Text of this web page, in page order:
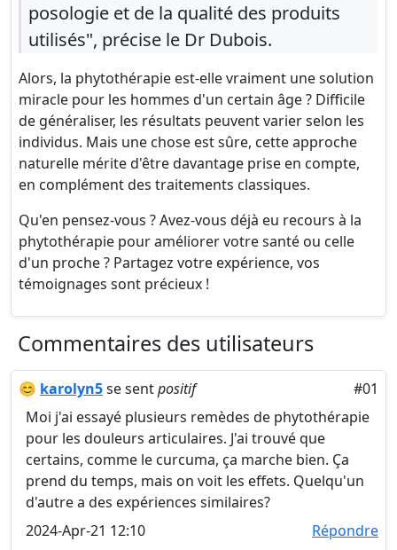
posologie et de la qualité des produits
utilisés", précise le Dr Dubois.
Alors, la phytothérapie est-elle vraiment une solution
miracle pour les hommes d'un certain âge ? Difficile
de généraliser, les résultats peuvent varier selon les
individus. Mais une chose est sûre, cette approche
naturelle mérite d'être davantage prise en compte,
en complément des traitements classiques.
Qu'en pensez-vous ? Avez-vous déjà eu recours à la
phytothérapie pour améliorer votre santé ou celle
d'un proche ? Partagez votre expérience, vos
témoignages sont précieux !
Commentaires des utilisateurs
😊 karolyn5se sentpositif
#01
Moi j'ai essayé plusieurs remèdes de phytothérapie
pour les douleurs articulaires. J'ai trouvé que
certains, comme le curcuma, ça marche bien. Ça
prend du temps, mais on voit les effets. Quelqu'un
d'autre a des expériences similaires?
2024-Apr-21 12:10
Répondre